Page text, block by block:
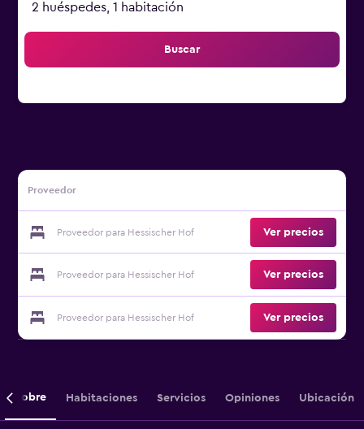
2 huéspedes, 1 habitación
Buscar
Proveedor
Proveedor para Hessischer Hof Ver precios
Proveedor para Hessischer Hof Ver precios
Proveedor para Hessischer Hof Ver precios
Sobre Habitaciones Servicios Opiniones Ubicación